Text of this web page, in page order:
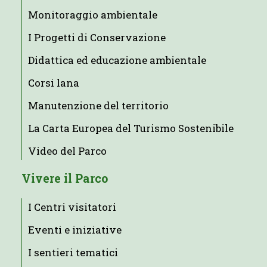
Monitoraggio ambientale
I Progetti di Conservazione
Didattica ed educazione ambientale
Corsi lana
Manutenzione del territorio
La Carta Europea del Turismo Sostenibile
Video del Parco
Vivere il Parco
I Centri visitatori
Eventi e iniziative
I sentieri tematici